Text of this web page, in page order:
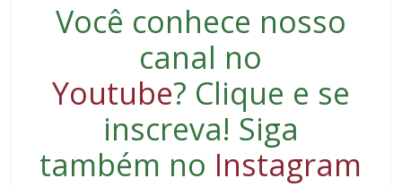
Você conhece nosso
canal no
Youtube? Clique e se
inscreva! Siga
também no Instagram